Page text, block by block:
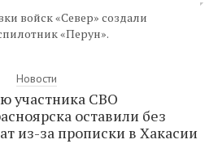
войск «Север» создали
«Перун».
Новости
участника СВО
оставили без
из-за прописки в Хакасии